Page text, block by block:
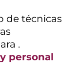
de técnicas
.
personal